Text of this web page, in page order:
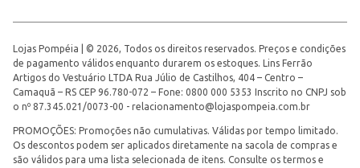
Lojas Pompéia | © 2026, Todos os direitos reservados. Preços e condições
de pagamento válidos enquanto durarem os estoques. Lins Ferrão
Artigos do Vestuário LTDA Rua Júlio de Castilhos, 404 – Centro –
Camaquã – RS CEP 96.780-072 – Fone: 0800 000 5353 Inscrito no CNPJ sob
o nº 87.345.021/0073-00 - relacionamento@lojaspompeia.com.br
PROMOÇÕES: Promoções não cumulativas. Válidas por tempo limitado.
Os descontos podem ser aplicados diretamente na sacola de compras e
são válidos para uma lista selecionada de itens. Consulte os termos e